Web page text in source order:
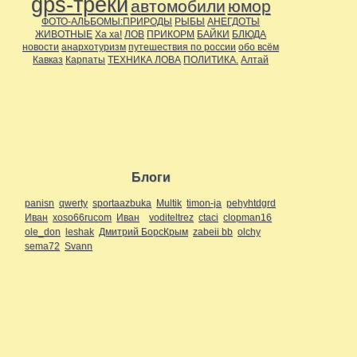
gps-треки автомобили юмор
ФОТО-АЛЬБОМЫ:ПРИРОДЫ РЫБЫ АНЕГДОТЫ
ЖИВОТНЫЕ Ха ха! ЛОВ ПРИКОРМ БАЙКИ БЛЮДА
новости анархотуризм путешествия по россии обо всём
Кавказ Карпаты ТЕХНИКА ЛОВА ПОЛИТИКА. Алтай
Блоги
panisn qwerty sportaazbuka Multik timon-ja pehyhtdgrd
Иван xoso66rucom Иван voditeltrez ctaci clopman16
ole_don leshak Дмитрий БорсКрым zabeii bb olchy
sema72 Svann